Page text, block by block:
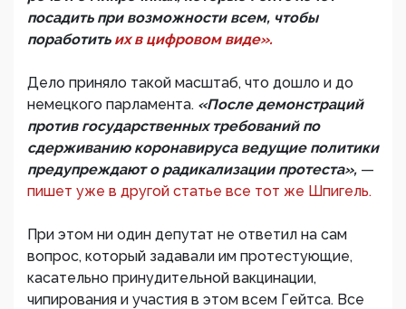
посадить при возможности всем, чтобы
поработить их в цифровом виде».
Дело приняло такой масштаб, что дошло и до
немецкого парламента. «После демонстраций
против государственных требований по
сдерживанию коронавируса ведущие политики
предупреждают о радикализации протеста», —
пишет уже в другой статье все тот же Шпигель.
При этом ни один депутат не ответил на сам
вопрос, который задавали им протестующие,
касательно принудительной вакцинации,
чипирования и участия в этом всем Гейтса. Все